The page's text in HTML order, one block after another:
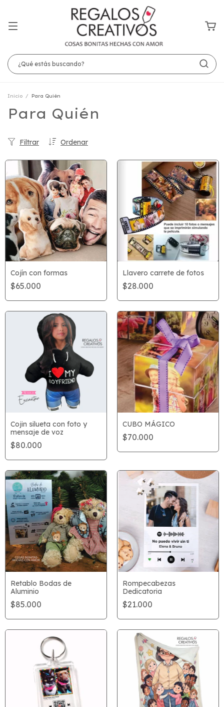
Inicio / Para Quién
Para Quién
Ordenar
Filtrar
Cojín con formas
$65.000
Llavero carrete de fotos
$28.000
Cojin silueta con foto y
mensaje de voz
$80.000
CUBO MÁGICO
$70.000
Retablo Bodas de
Aluminio
$85.000
Rompecabezas
Dedicatoria
$21.000